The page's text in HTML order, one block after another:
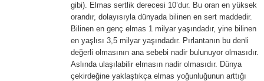
gibi). Elmas sertlik derecesi 10’dur. Bu oran en yüksek
orandır, dolayısıyla dünyada bilinen en sert maddedir.
Bilinen en genç elmas 1 milyar yaşındadır, yine bilinen
en yaşlısı 3,5 milyar yaşındadır. Pırlantanın bu denli
değerli olmasının ana sebebi nadir bulunuyor olmasıdır.
Aslında ulaşılabilir elmasın nadir olmasıdır. Dünya
çekirdeğine yaklaştıkça elmas yoğunluğunun arttığı